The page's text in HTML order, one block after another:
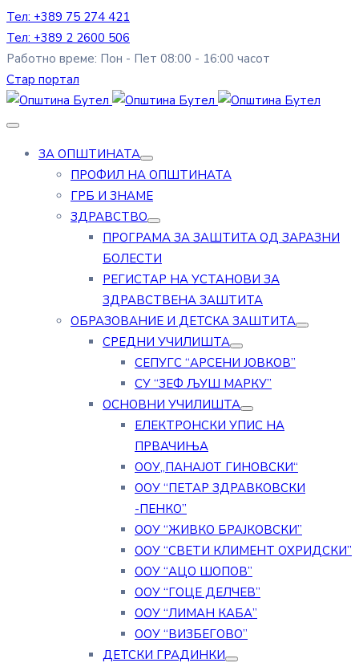
Тел: +389 75 274 421
Тел: +389 2 2600 506
Работно време: Пон - Пет 08:00 - 16:00 часот
Стар портал
ЗА ОПШТИНАТА
ПРОФИЛ НА ОПШТИНАТА
ГРБ И ЗНАМЕ
ЗДРАВСТВО
ПРОГРАМА ЗА ЗАШТИТА ОД ЗАРАЗНИ
БОЛЕСТИ
РЕГИСТАР НА УСТАНОВИ ЗА
ЗДРАВСТВЕНА ЗАШТИТА
ОБРАЗОВАНИЕ И ДЕТСКА ЗАШТИТА
СРЕДНИ УЧИЛИШТА
СЕПУГС “АРСЕНИ ЈОВКОВ”
СУ “ЗЕФ ЉУШ МАРКУ”
ОСНОВНИ УЧИЛИШТА
ЕЛЕКТРОНСКИ УПИС НА
ПРВАЧИЊА
ООУ„ПАНАЈОТ ГИНОВСКИ“
ООУ “ПЕТАР ЗДРАВКОВСКИ
-ПЕНКО”
ООУ “ЖИВКО БРАЈКОВСКИ”
ООУ “СВЕТИ КЛИМЕНТ ОХРИДСКИ”
ООУ “АЦО ШОПОВ”
ООУ “ГОЦЕ ДЕЛЧЕВ”
ООУ “ЛИМАН КАБА”
ООУ “ВИЗБЕГОВО”
ДЕТСКИ ГРАДИНКИ